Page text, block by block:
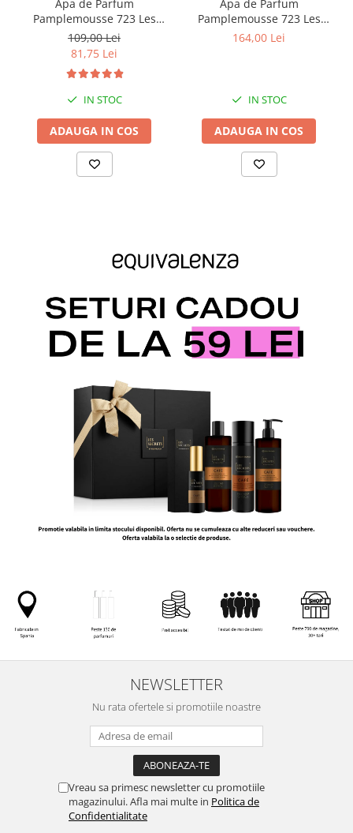
Apa de Parfum
Pamplemousse 723 Les
Secrets, Unisex, 50 ml,
Equivalenza
109,00 Lei
81,75 Lei
IN STOC
ADAUGA IN COS
Apa de Parfum
Pamplemousse 723 Les
Secrets, Unisex, 100 ml,
164,00 Lei
IN STOC
ADAUGA IN COS
NEWSLETTER
Nu rata ofertele si promotiile noastre
Vreau sa primesc newsletter cu promotiile
magazinului. Afla mai multe in Politica de
Confidentialitate